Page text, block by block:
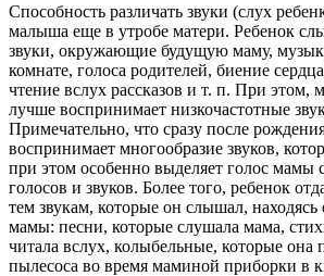
Способность различать звуки (слух
малыша еще в утробе матери. Ребенок
звуки, окружающие будущую маму,
комнате, голоса родителей, биение
чтение вслух рассказов и т. п. При
лучше воспринимает низкочастотные
Примечательно, что сразу после
воспринимает многообразие звуков,
при этом особенно выделяет голос мамы
голосов и звуков. Более того, ребенок
тем звукам, которые он слышал,
мамы: песни, которые слушала мама,
читала вслух, колыбельные, которые она
пылесоса во время маминой приборки в